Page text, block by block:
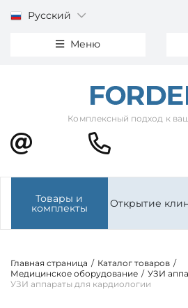
Русский
Меню
Комплексный подход к
Товары и
комплекты Открытие
Главная страница / Каталог товаров /
Медицинское оборудование / УЗИ
УЗИ аппараты для кардиологии